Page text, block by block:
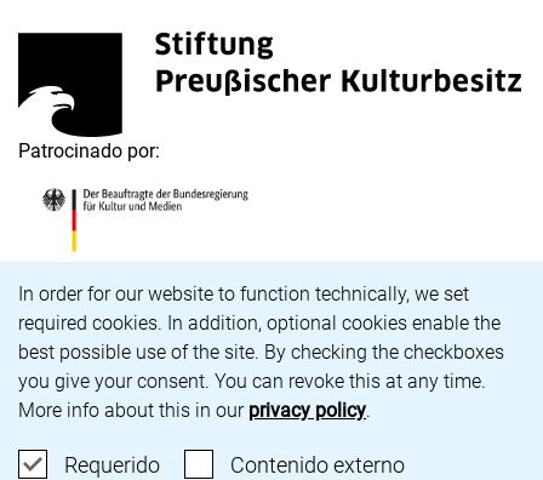
In order for our website to function technically, we set
required cookies. In addition, optional cookies enable the
best possible use of the site. By checking the checkboxes
you give your consent. You can revoke this at any time.
More info about this in our privacy policy.
RequeridoAceptar cookies requeridas
Contenido externo: Aceptar
<span lang="de">Stiftung Preußischer Kulturbesitz</
(enlace externo, abre una nueva ventana)
Patrocinado por:
Carrera profesional
Accesibilidad
Aviso legal y política de privacidad
Protección de datos
Configuración de cookies